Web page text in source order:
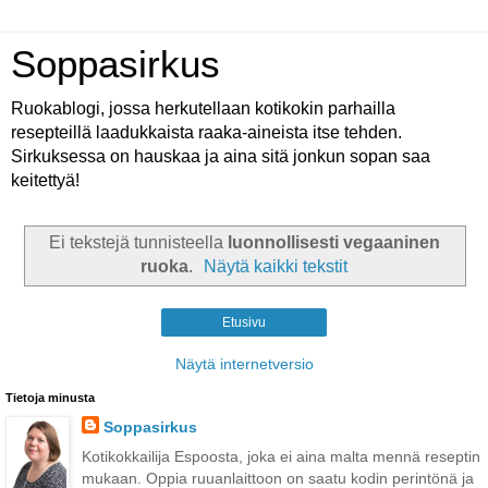
Soppasirkus
Ruokablogi, jossa herkutellaan kotikokin parhailla
resepteillä laadukkaista raaka-aineista itse tehden.
Sirkuksessa on hauskaa ja aina sitä jonkun sopan saa
keitettyä!
Ei tekstejä tunnisteella luonnollisesti vegaaninen
ruoka. Näytä kaikki tekstit
Etusivu
Näytä internetversio
Tietoja minusta
Soppasirkus
Kotikokkailija Espoosta, joka ei aina malta mennä reseptin
mukaan. Oppia ruuanlaittoon on saatu kodin perintönä ja